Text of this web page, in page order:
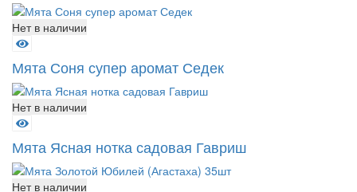
Нет в наличии
Мята Соня супер аромат Седек
Нет в наличии
Мята Ясная нотка садовая Гавриш
Нет в наличии